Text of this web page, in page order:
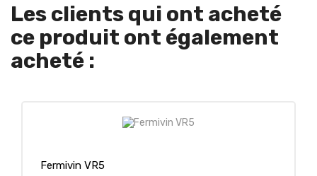
Les clients qui ont acheté
ce produit ont également
acheté :
Fermivin VR5